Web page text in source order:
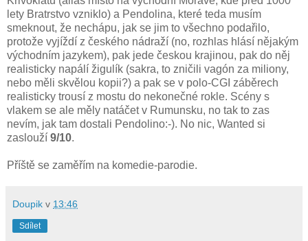
lety Bratrstvo vzniklo) a Pendolina, které teda musím
smeknout, že nechápu, jak se jim to všechno podařilo,
protože vyjíždí z českého nádraží (no, rozhlas hlásí nějakým
východním jazykem), pak jede českou krajinou, pak do něj
realisticky napálí žigulík (sakra, to zničili vagón za miliony,
nebo měli skvělou kopii?) a pak se v polo-CGI záběrech
realisticky trousí z mostu do nekonečné rokle. Scény s
vlakem se ale měly natáčet v Rumunsku, no tak to zas
nevím, jak tam dostali Pendolino:-). No nic, Wanted si
zaslouží 9/10.
Příště se zaměřím na komedie-parodie.
Doupik v 13:46
Sdílet